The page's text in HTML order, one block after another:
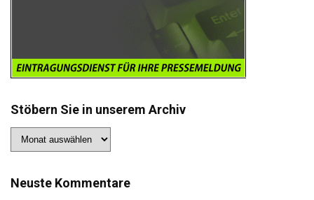
Stöbern Sie in unserem Archiv
Sie
Archiv
Neuste Kommentare